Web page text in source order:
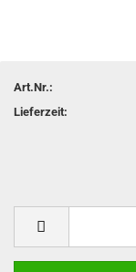
Art.Nr.:
Lieferzeit: